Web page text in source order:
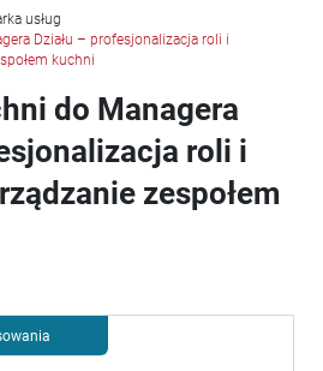
usług
Działu – profesjonalizacja roli i
kuchni
do Managera
roli i
zespołem